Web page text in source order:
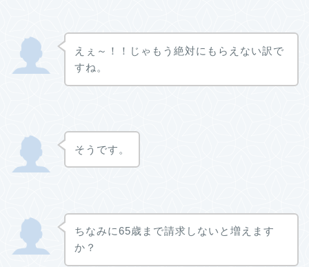
えぇ～！！じゃもう絶対にもらえない訳で
すね。
そうです。
ちなみに65歳まで請求しないと増えます
か？